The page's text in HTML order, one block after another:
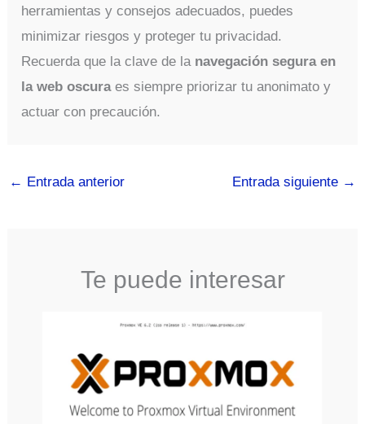
herramientas y consejos adecuados, puedes
minimizar riesgos y proteger tu privacidad.
Recuerda que la clave de la navegación segura en
la web oscuraes siempre priorizar tu anonimato y
actuar con precaución.
← Entrada anterior Entrada siguiente →
Te puede interesar